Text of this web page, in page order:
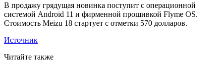
В продажу грядущая новинка поступит с операционной
системой Android 11 и фирменной прошивкой Flyme OS.
Стоимость Meizu 18 стартует с отметки 570 долларов.
Источник
Читайте также